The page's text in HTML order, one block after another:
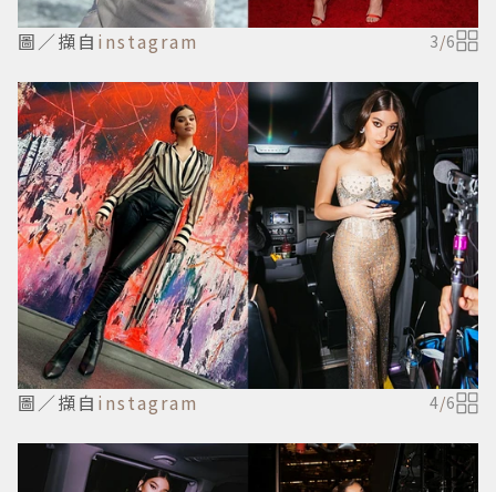
圖／擷自 instagram 3/6
圖／擷自 instagram 4/6